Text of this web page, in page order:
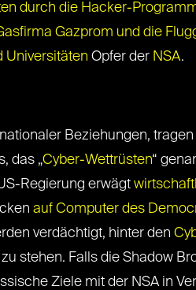
durch die Hacker-
Gazprom und die
Universitäten Opfer derNSA.
Beziehungen, tragen
das „Cyber-Wettrüsten“
Regierung erwägt
auf Computer des
verdächtigt, hinter den
stehen. Falls die Shadow
Ziele mit der NSA in